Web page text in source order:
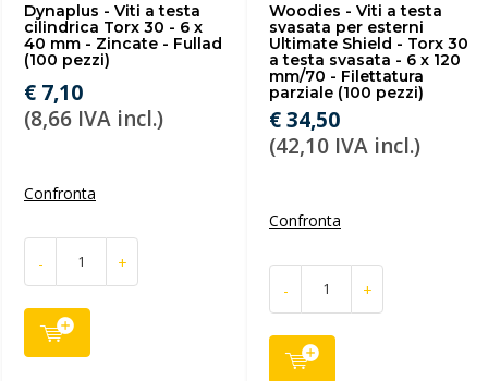
Dynaplus - Viti a testa
cilindrica Torx 30 - 6 x
40 mm - Zincate - Fullad
(100 pezzi)
€ 7,10
(8,66 IVA incl.)
Confronta
- +
Woodies - Viti a testa
svasata per esterni
Ultimate Shield - Torx 30
a testa svasata - 6 x 120
mm/70 - Filettatura
parziale (100 pezzi)
€ 34,50
(42,10 IVA incl.)
Confronta
- +